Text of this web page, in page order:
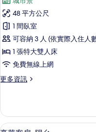
片
Twin
Room)
的
詳
情
豪
華
客
房,
1
張
特
雙
人
48 平方公尺
1 間臥室
可容納 3 人 (依實際入住人
1 張特大雙人床
免費無線上網
更多資訊
更
客
房,
顯